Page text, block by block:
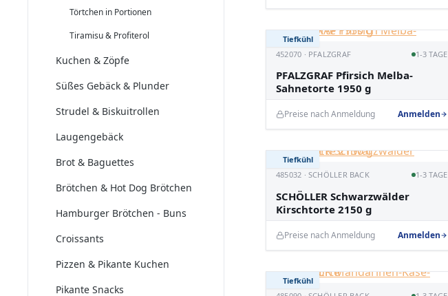
Törtchen in Portionen
Tiramisu & Profiterol
Kuchen & Zöpfe
Süßes Gebäck & Plunder
Strudel & Biskuitrollen
Laugengebäck
Brot & Baguettes
Brötchen & Hot Dog Brötchen
Hamburger Brötchen - Buns
Croissants
Pizzen & Pikante Kuchen
Pikante Snacks
Tiefkühl
452070 · PFALZGRAF
1-3 TAGE
PFALZGRAF Pfirsich Melba-
Sahnetorte 1950 g
Preise nach Anmeldung Anmelden
Tiefkühl
485032 · SCHÖLLER BACK
1-3 TAGE
SCHÖLLER Schwarzwälder
Kirschtorte 2150 g
Preise nach Anmeldung Anmelden
Tiefkühl